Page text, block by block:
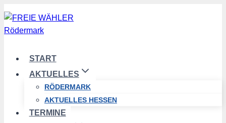
Zum
Inhalt
springen
START
AKTUELLES
RÖDERMARK
AKTUELLES HESSEN
TERMINE